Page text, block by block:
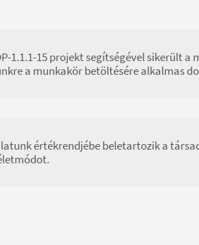
1.1.1-15 projekt segítségével sikerült
a munkakör betöltésére alkalmas
értékrendjébe beletartozik a